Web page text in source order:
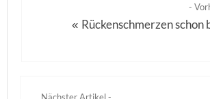
-
« Rückenschmerzen schon